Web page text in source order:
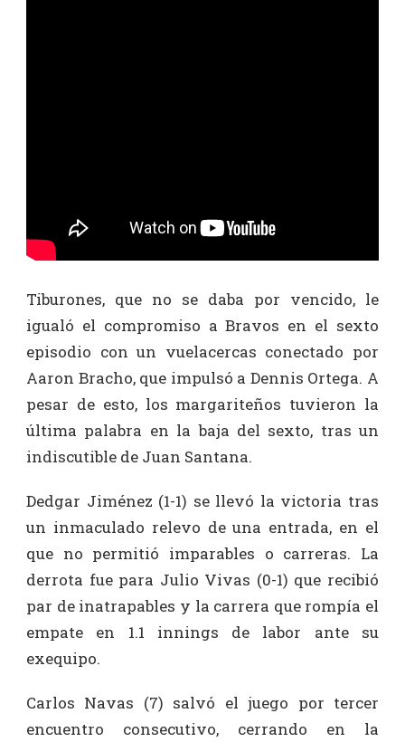
Tiburones, que no se daba por vencido, le
igualó el compromiso a Bravos en el sexto
episodio con un vuelacercas conectado por
Aaron Bracho, que impulsó a Dennis Ortega. A
pesar de esto, los margariteños tuvieron la
última palabra en la baja del sexto, tras un
indiscutible de Juan Santana.
Dedgar Jiménez (1-1) se llevó la victoria tras
un inmaculado relevo de una entrada, en el
que no permitió imparables o carreras. La
derrota fue para Julio Vivas (0-1) que recibió
par de inatrapables y la carrera que rompía el
empate en 1.1 innings de labor ante su
exequipo.
Carlos Navas (7) salvó el juego por tercer
encuentro consecutivo, cerrando en la